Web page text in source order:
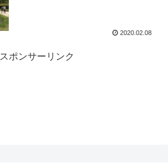
2020.02.08
スポンサーリンク